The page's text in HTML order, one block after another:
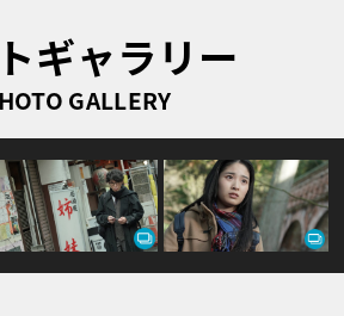
ギャラリー
GALLERY